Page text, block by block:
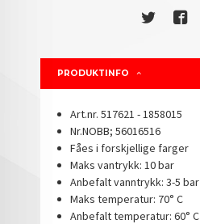
PRODUKTINFO
Art.nr. 517621 - 1858015
Nr.NOBB; 56016516
Fåes i forskjellige farger
Maks vantrykk: 10 bar
Anbefalt vanntrykk: 3-5 bar
Maks temperatur: 70° C
Anbefalt temperatur: 60° C